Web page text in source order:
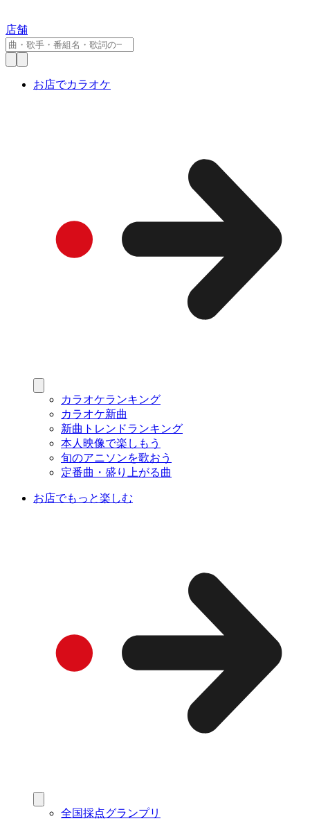
店舗
お店でカラオケ
カラオケランキング
カラオケ新曲
新曲トレンドランキング
本人映像で楽しもう
旬のアニソンを歌おう
定番曲・盛り上がる曲
お店でもっと楽しむ
全国採点グランプリ